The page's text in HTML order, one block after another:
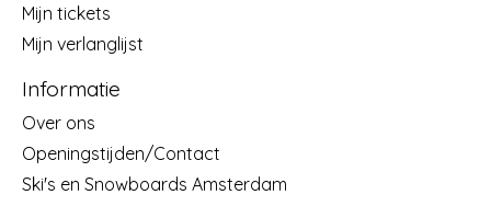
Mijn tickets
Mijn verlanglijst
Informatie
Over ons
Openingstijden/Contact
Ski's en Snowboards Amsterdam